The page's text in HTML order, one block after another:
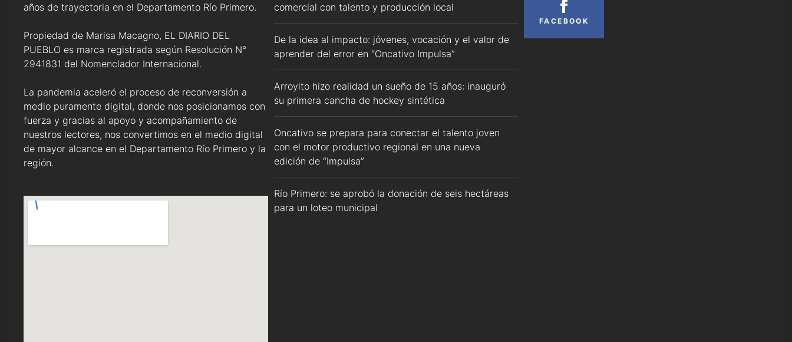
años de trayectoria en el Departamento Río Primero.
Propiedad de Marisa Macagno, EL DIARIO DEL
PUEBLO es marca registrada según Resolución N°
2941831 del Nomenclador Internacional.
La pandemia aceleró el proceso de reconversión a
medio puramente digital, donde nos posicionamos con
fuerza y gracias al apoyo y acompañamiento de
nuestros lectores, nos convertimos en el medio digital
de mayor alcance en el Departamento Río Primero y la
región.
comercial con talento y producción local
De la idea al impacto: jóvenes, vocación y el valor de
aprender del error en “Oncativo Impulsa”
Arroyito hizo realidad un sueño de 15 años: inauguró
su primera cancha de hockey sintética
Oncativo se prepara para conectar el talento joven
con el motor productivo regional en una nueva
edición de “Impulsa”
Río Primero: se aprobó la donación de seis hectáreas
para un loteo municipal
FACEBOOK